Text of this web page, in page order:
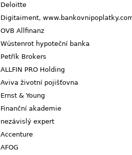
Deloitte
Digitaiment,
OVB Allfinanz
Wüstenrot hypoteční banka
Petřík Brokers
ALLFIN PRO Holding
Aviva životní pojišťovna
Ernst & Young
Finanční akademie
nezávislý expert
Accenture
AFOG